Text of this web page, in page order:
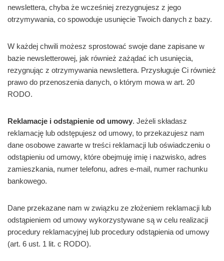
newslettera, chyba że wcześniej zrezygnujesz z jego
otrzymywania, co spowoduje usunięcie Twoich danych z bazy.
W każdej chwili możesz sprostować swoje dane zapisane w
bazie newsletterowej, jak również zażądać ich usunięcia,
rezygnując z otrzymywania newslettera. Przysługuje Ci również
prawo do przenoszenia danych, o którym mowa w art. 20
RODO.
Reklamacje i odstąpienie od umowy. Jeżeli składasz
reklamację lub odstępujesz od umowy, to przekazujesz nam
dane osobowe zawarte w treści reklamacji lub oświadczeniu o
odstąpieniu od umowy, które obejmuję imię i nazwisko, adres
zamieszkania, numer telefonu, adres e-mail, numer rachunku
bankowego.
Dane przekazane nam w związku ze złożeniem reklamacji lub
odstąpieniem od umowy wykorzystywane są w celu realizacji
procedury reklamacyjnej lub procedury odstąpienia od umowy
(art. 6 ust. 1 lit. c RODO).